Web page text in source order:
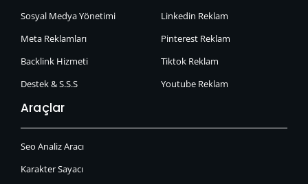
Sosyal Medya Yönetimi
Meta Reklamları
Backlink Hizmeti
Destek & S.S.S
Linkedin Reklam
Pinterest Reklam
Tiktok Reklam
Youtube Reklam
Araçlar
Seo Analiz Aracı
Karakter Sayacı